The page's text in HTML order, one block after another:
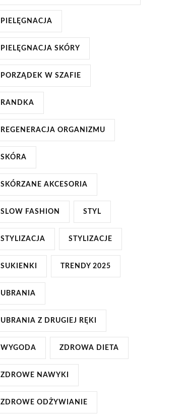
PIELĘGNACJA
PIELĘGNACJA SKÓRY
PORZĄDEK W SZAFIE
RANDKA
REGENERACJA ORGANIZMU
SKÓRA
SKÓRZANE AKCESORIA
SLOW FASHION STYL
STYLIZACJA STYLIZACJE
SUKIENKI TRENDY 2025
UBRANIA
UBRANIA Z DRUGIEJ RĘKI
WYGODA ZDROWA DIETA
ZDROWE NAWYKI
ZDROWE ODŻYWIANIE